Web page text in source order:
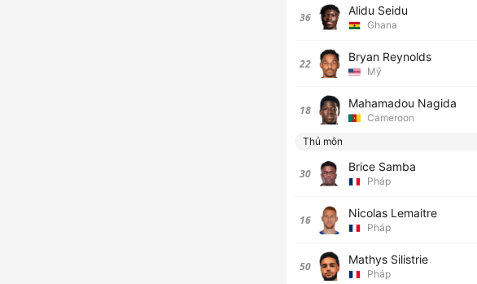
36 Alidu Seidu
Ghana
22 Bryan Reynolds
Mỹ
18 Mahamadou Nagida
Cameroon
Thủ môn
30 Brice Samba
Pháp
16 Nicolas Lemaitre
Pháp
50 Mathys Silistrie
Pháp